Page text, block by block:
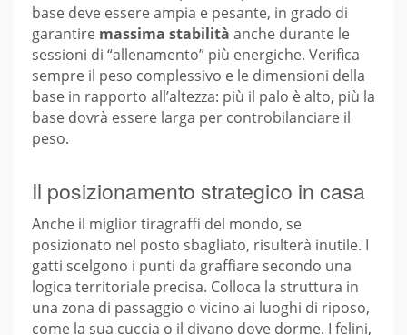
base deve essere ampia e pesante, in grado di
garantire massima stabilità anche durante le
sessioni di “allenamento” più energiche. Verifica
sempre il peso complessivo e le dimensioni della
base in rapporto all’altezza: più il palo è alto, più la
base dovrà essere larga per controbilanciare il
peso.
Il posizionamento strategico in casa
Anche il miglior tiragraffi del mondo, se
posizionato nel posto sbagliato, risulterà inutile. I
gatti scelgono i punti da graffiare secondo una
logica territoriale precisa. Colloca la struttura in
una zona di passaggio o vicino ai luoghi di riposo,
come la sua cuccia o il divano dove dorme. I felini,